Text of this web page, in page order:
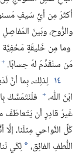
أكثَرَ مِن أيِّ سَيفٍ
والرُّوح،‏ وبَينَ المَفاصِلِ
وما مِن خَليقَةٍ
مَن سنُقَدِّمُ لهُ حِسابًا.‏ +
١٤ لِذلِك،‏ بِما أنَّ
ابْنَ اللّٰه،‏ + فلْنَتَمَسَّكْ
غَيرُ قادِرٍ أن يَتَعاطَفَ
كُلِّ النَّواحي مِثلَنا،‏ إلَّا
اللُّطفِ الفائِق،‏*لِكَي